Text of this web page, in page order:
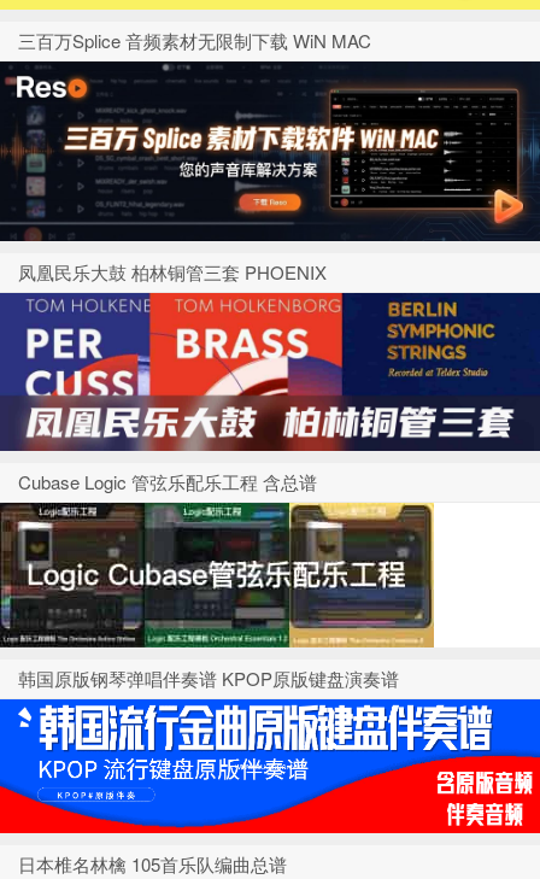
三百万Splice 音频素材无限制下载 WiN MAC
凤凰民乐大鼓 柏林铜管三套 PHOENIX
Cubase Logic 管弦乐配乐工程 含总谱
韩国原版钢琴弹唱伴奏谱 KPOP原版键盘演奏谱
日本椎名林檎 105首乐队编曲总谱